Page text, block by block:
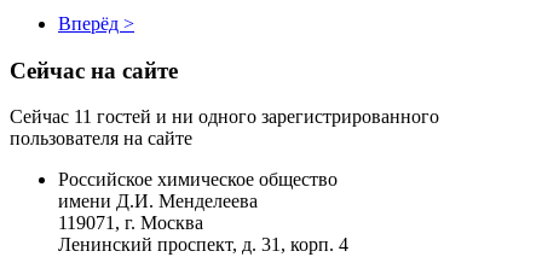
Вперёд >
Сейчас на сайте
Сейчас 11 гостей и ни одного зарегистрированного
пользователя на сайте
Российское химическое общество
имени Д.И. Менделеева
119071, г. Москва
Ленинский проспект, д. 31, корп. 4